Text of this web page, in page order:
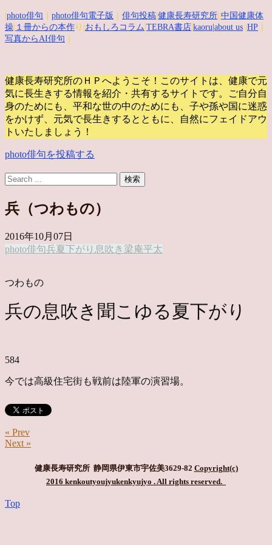
photo俳句 photo俳句電子版 俳句投稿 健康長寿研究所 中国健康体
操 １冊からの本作 り| おもしろコラム TEBRA書店 kaoru |about us HP
写真からAI俳句
健康長寿研究所のＨＰへようこそ！このサイトは、健康で元
気に長生きする情報を紹介・共有するサイトです。
ご自分自
身のためにも、平和な世の中のためにも、子や孫や国に迷惑
をかけず、元気で長生きするとともに、自然にフェイドアウ
トいたしましょう！
photo俳句を投稿する
兵（つわもの）
2016年10月07日
photo俳句兵夏下がり 息吹き 梁庵平太
つわもの
兵の息吹き聞こゆる夏下がり
584
今では高級住宅街も戦前は陸軍の演習場。
« Prev
Next »
健康長寿研究所 静岡県伊東市宇佐美3629-82 Copyright(c)
2016 kenkoutyoujyukenkyujyo . All rights reserved.
Top